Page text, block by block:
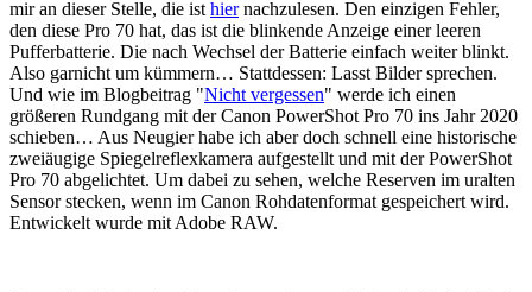
mir an dieser Stelle, die ist hiernachzulesen. Den einzigen Fehler,
den diese Pro 70 hat, das ist die blinkende Anzeige einer leeren
Pufferbatterie. Die nach Wechsel der Batterie einfach weiter blinkt.
Also garnicht um kümmern… Stattdessen: Lasst Bilder sprechen.
Und wie im Blogbeitrag "Nicht vergessen" werde ich einen
größeren Rundgang mit der Canon PowerShot Pro 70 ins Jahr 2020
schieben… Aus Neugier habe ich aber doch schnell eine historische
zweiäugige Spiegelreflexkamera aufgestellt und mit der PowerShot
Pro 70 abgelichtet. Um dabei zu sehen, welche Reserven im uralten
Sensor stecken, wenn im Canon Rohdatenformat gespeichert wird.
Entwickelt wurde mit Adobe RAW.